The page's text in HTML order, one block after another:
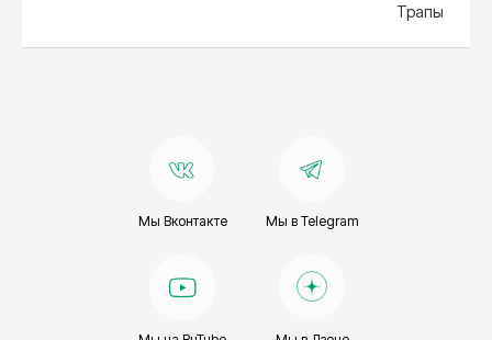
Трапы
Мы Вконтакте Мы в Telegram